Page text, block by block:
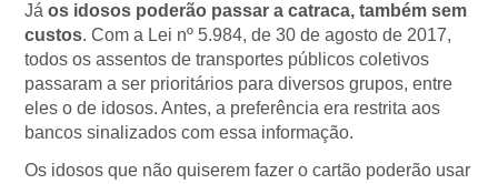
Já os idosos poderão passar a catraca, também sem
custos. Com a Lei nº 5.984, de 30 de agosto de 2017,
todos os assentos de transportes públicos coletivos
passaram a ser prioritários para diversos grupos, entre
eles o de idosos. Antes, a preferência era restrita aos
bancos sinalizados com essa informação.
Os idosos que não quiserem fazer o cartão poderão usar